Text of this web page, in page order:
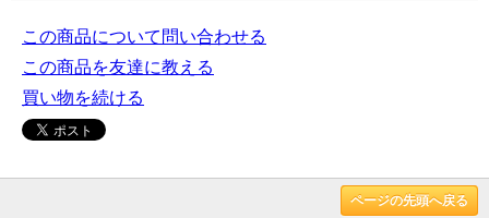
この商品について問い合わせる
この商品を友達に教える
買い物を続ける
ページの先頭へ戻る